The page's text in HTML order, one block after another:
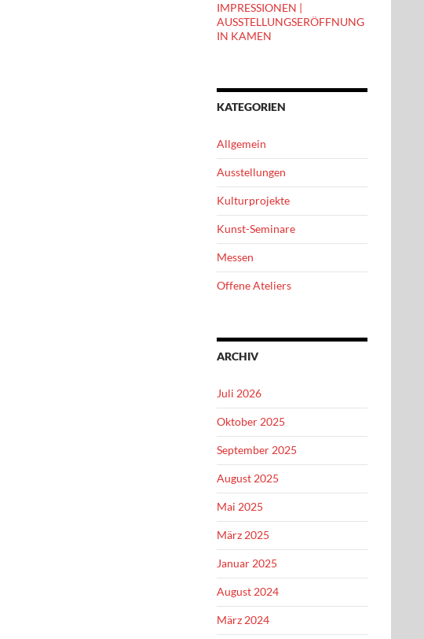
IMPRESSIONEN |
AUSSTELLUNGSERÖFFNUNG
IN KAMEN
KATEGORIEN
Allgemein
Ausstellungen
Kulturprojekte
Kunst-Seminare
Messen
Offene Ateliers
ARCHIV
Juli 2026
Oktober 2025
September 2025
August 2025
Mai 2025
März 2025
Januar 2025
August 2024
März 2024